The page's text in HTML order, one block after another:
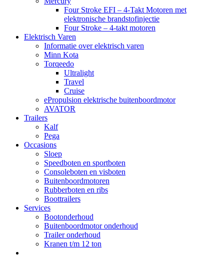
Four Stroke EFI – 4-Takt Motoren met
elektronische brandstofinjectie
Four Stroke – 4-takt motoren
Elektrisch Varen
Informatie over elektrisch varen
Minn Kota
Torqeedo
Ultralight
Travel
Cruise
ePropulsion elektrische buitenboordmotor
AVATOR
Trailers
Kalf
Pega
Occasions
Sloep
Speedboten en sportboten
Consoleboten en visboten
Buitenboordmotoren
Rubberboten en ribs
Boottrailers
Services
Bootonderhoud
Buitenboordmotor onderhoud
Trailer onderhoud
Kranen t/m 12 ton